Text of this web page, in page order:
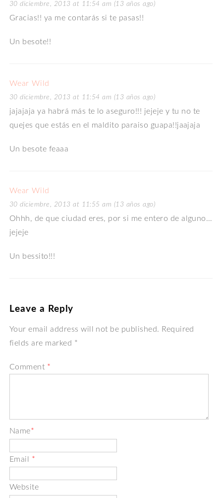
30 diciembre, 2013 at 11:54 am (13 años ago)
Gracias!! ya me contarás si te pasas!!
Un besote!!
Wear Wild
30 diciembre, 2013 at 11:54 am (13 años ago)
jajajaja ya habrá más te lo aseguro!!! jejeje y tu no te
quejes que estás en el maldito paraiso guapa!!jaajaja
Un besote feaaa
Wear Wild
30 diciembre, 2013 at 11:55 am (13 años ago)
Ohhh, de que ciudad eres, por si me entero de alguno…
jejeje
Un bessito!!!
Leave a Reply
Your email address will not be published. Required
fields are marked *
Comment *
Name*
Email *
Website